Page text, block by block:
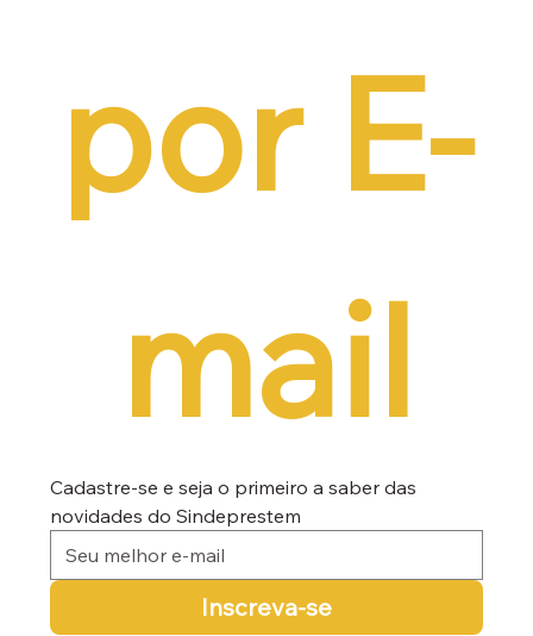
por E-
mail
Cadastre-se e seja o primeiro a saber das
novidades do Sindeprestem
Inscreva-se